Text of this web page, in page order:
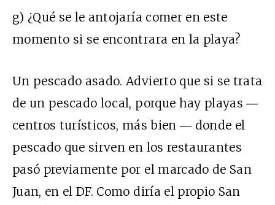
g) ¿Qué se le antojaría comer en este
momento si se encontrara en la playa?
Un pescado asado. Advierto que si se trata
de un pescado local, porque hay playas ―
centros turísticos, más bien ― donde el
pescado que sirven en los restaurantes
pasó previamente por el marcado de San
Juan, en el DF. Como diría el propio San